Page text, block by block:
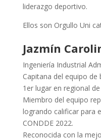
liderazgo deportivo.
Ellos son Orgullo Uni
Jazmín
Ingeniería Industrial
Capitana del equipo de
1er lugar en regional
Miembro del equipo
logrando calificar para
CONDDE 2022.
Reconocida con la